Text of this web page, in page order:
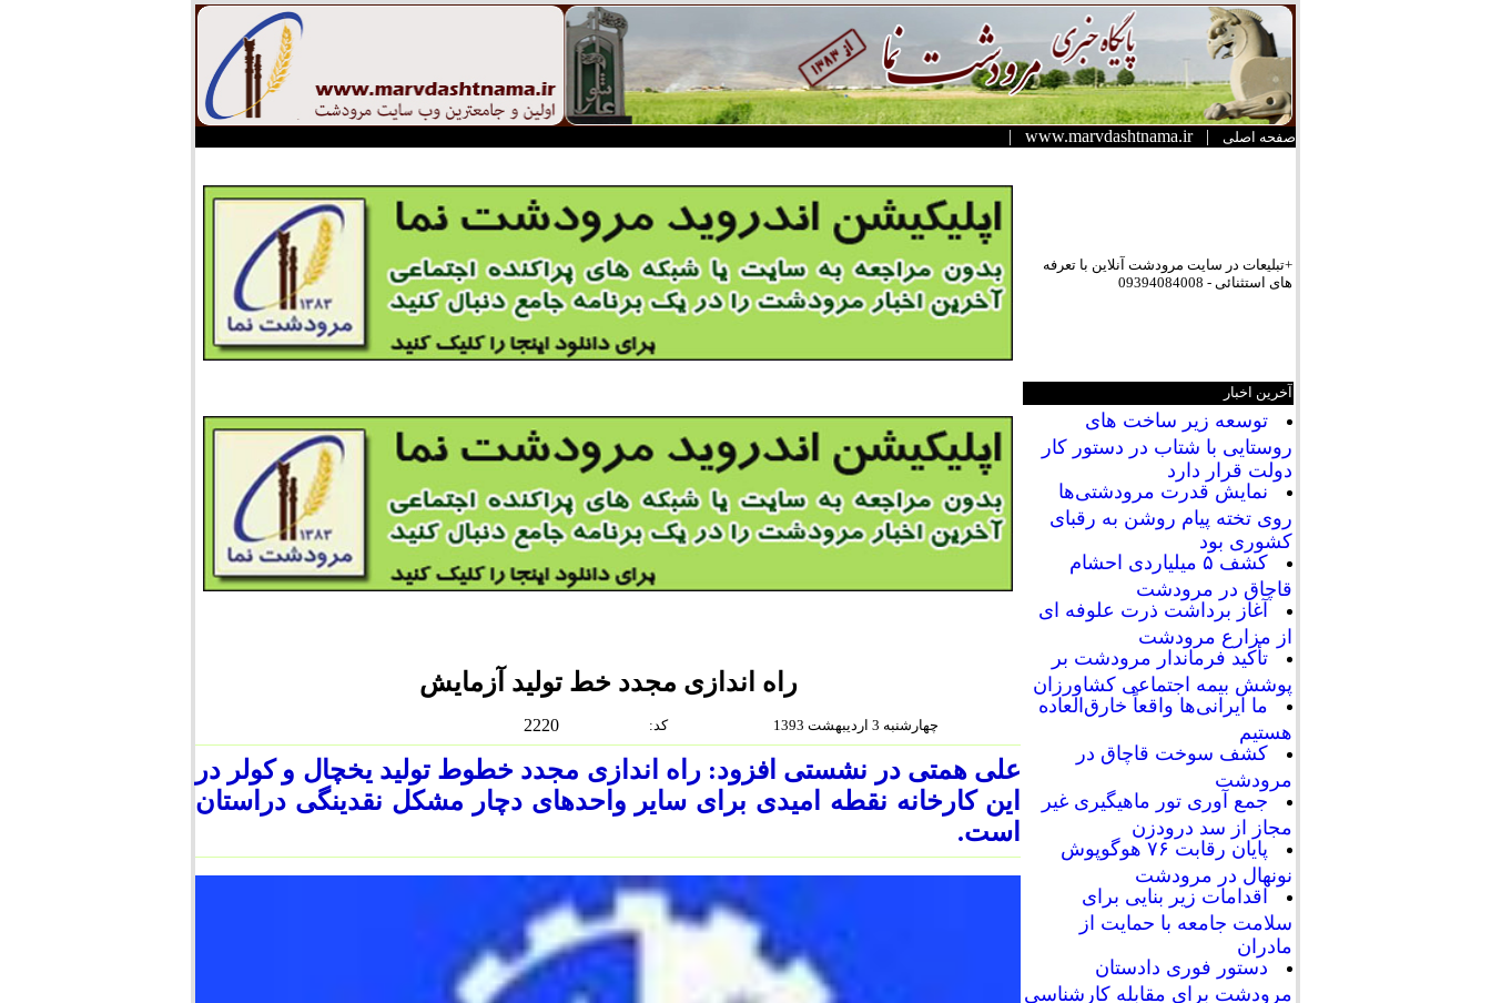
صفحه اصلی |
www.marvdashtnama.ir
|
+تبلیعات در سایت مرودشت آنلاین با تعرفه
های استثنائی - 09394084008
آخرین اخبار
توسعه زیر ساخت های
روستایی با شتاب در دستور کار
دولت قرار دارد
نمایش قدرت مرودشتی‌ها
روی تخته پیام روشن به رقبای
کشوری بود
کشف ۵ میلیاردی احشام
قاچاق در مرودشت
آغاز برداشت ذرت علوفه ای
از مزارع مرودشت
تأکید فرماندار مرودشت بر
پوشش بیمه اجتماعی کشاورزان
ما ایرانی‌ها واقعاً خارق‌العاده
هستیم
کشف سوخت قاچاق در
مرودشت
جمع آوری تور ماهیگیری غیر
مجاز از سد درودزن
پایان رقابت‌ ۷۶ هوگوپوش
نونهال در مرودشت
اقدامات زیر بنایی برای
سلامت جامعه با حمایت از
مادران
دستور فوری دادستان
مرودشت برای مقابله کارشناسی
راه اندازی مجدد خط تولید آزمایش
2220 :كد چهارشنبه 3 ارديبهشت 1393
علی همتی در نشستی افزود: راه اندازی مجدد خطوط تولید یخچال و کولر در
این کارخانه نقطه امیدی برای سایر واحدهای دچار مشکل نقدینگی دراستان
است.